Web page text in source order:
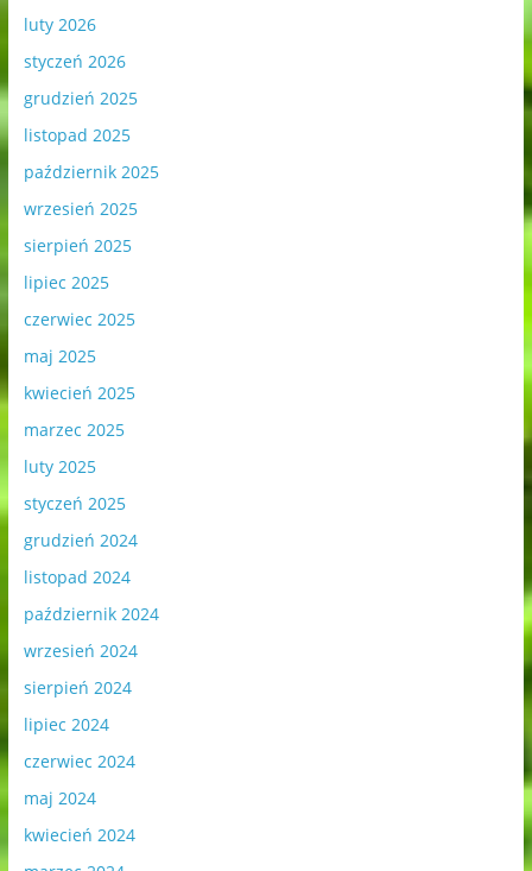
luty 2026
styczeń 2026
grudzień 2025
listopad 2025
październik 2025
wrzesień 2025
sierpień 2025
lipiec 2025
czerwiec 2025
maj 2025
kwiecień 2025
marzec 2025
luty 2025
styczeń 2025
grudzień 2024
listopad 2024
październik 2024
wrzesień 2024
sierpień 2024
lipiec 2024
czerwiec 2024
maj 2024
kwiecień 2024